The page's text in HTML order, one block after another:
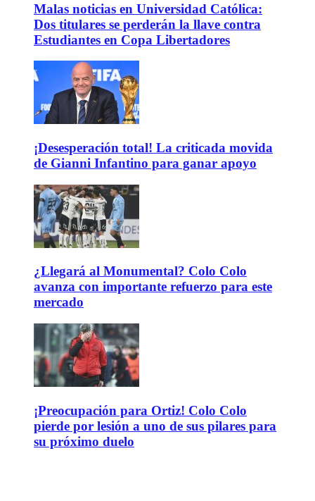
Malas noticias en Universidad Católica:
Dos titulares se perderán la llave contra
Estudiantes en Copa Libertadores
¡Desesperación total! La criticada movida
de Gianni Infantino para ganar apoyo
¿Llegará al Monumental? Colo Colo
avanza con importante refuerzo para este
mercado
¡Preocupación para Ortiz! Colo Colo
pierde por lesión a uno de sus pilares para
su próximo duelo